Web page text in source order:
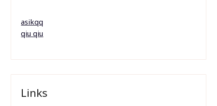
asikqq
qiu qiu
Links